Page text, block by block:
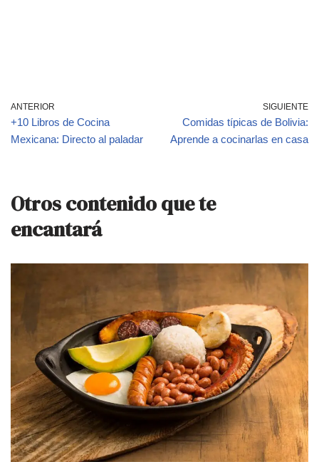
ANTERIOR
+10 Libros de Cocina
Mexicana: Directo al paladar
SIGUIENTE
Comidas típicas de Bolivia:
Aprende a cocinarlas en casa
Otros contenido que te
encantará